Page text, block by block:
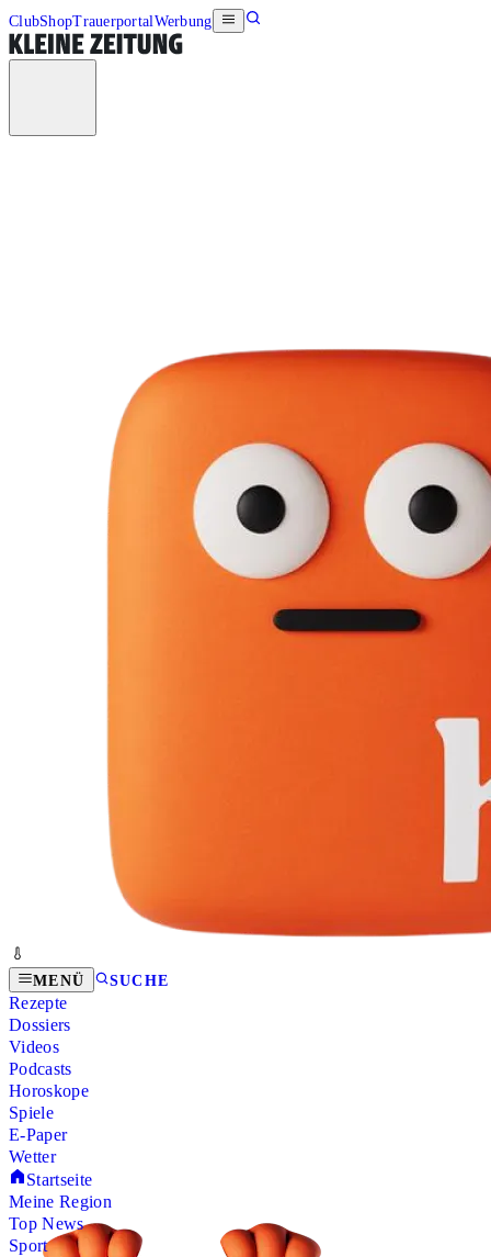
ClubShopTrauerportalWerbung
MENÜ SUCHE
Rezepte
Dossiers
Videos
Podcasts
Horoskope
Spiele
E-Paper
Wetter
Startseite
Meine Region
Top News
Sport